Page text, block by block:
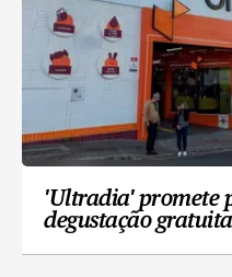
'Ultradia' promete
degustação